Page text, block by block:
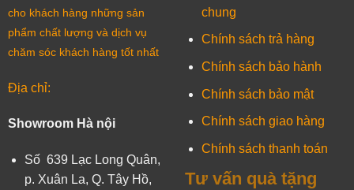
cho khách hàng những sản
phẩm chất lượng và dịch vụ
chăm sóc khách hàng tốt nhất
Địa chỉ:
Showroom Hà nội
Số 639 Lạc Long Quân,
p. Xuân La, Q. Tây Hồ,
chung
Chính sách trả hàng
Chính sách bảo hành
Chính sách bảo mật
Chính sách giao hàng
Chính sách thanh toán
Tư vấn quà tặng